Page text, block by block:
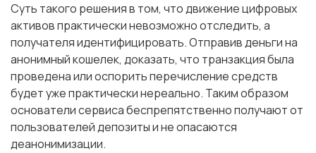
Суть такого решения в том, что движение цифровых
активов практически невозможно отследить, а
получателя идентифицировать. Отправив деньги на
анонимный кошелек, доказать, что транзакция была
проведена или оспорить перечисление средств
будет уже практически нереально. Таким образом
основатели сервиса беспрепятственно получают от
пользователей депозиты и не опасаются
деанонимизации.